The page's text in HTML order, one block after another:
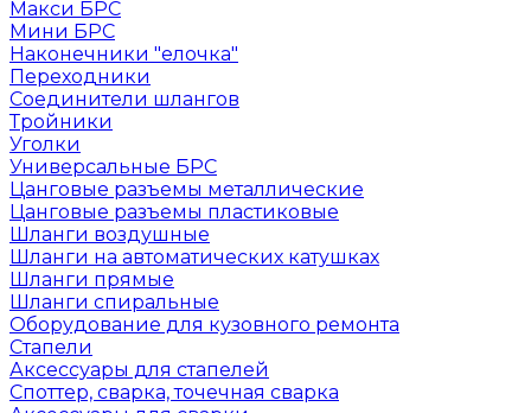
Макси БРС
Мини БРС
Наконечники "елочка"
Переходники
Соединители шлангов
Тройники
Уголки
Универсальные БРС
Цанговые разъемы металлические
Цанговые разъемы пластиковые
Шланги воздушные
Шланги на автоматических катушках
Шланги прямые
Шланги спиральные
Оборудование для кузовного ремонта
Стапели
Аксессуары для стапелей
Споттер, сварка, точечная сварка